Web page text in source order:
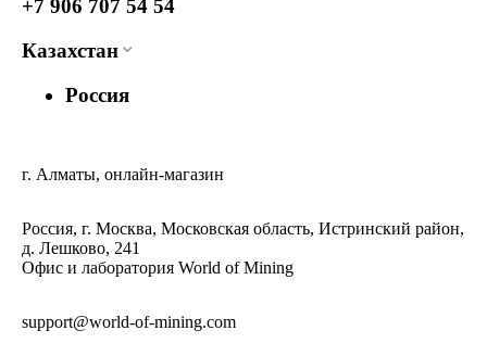
+7 906 707 54 54
Казахстан
Россия
г. Алматы, онлайн-магазин
Россия, г. Москва, Московская область, Истринский район,
д. Лешково, 241
Офис и лаборатория World of Mining
support@world-of-mining.com